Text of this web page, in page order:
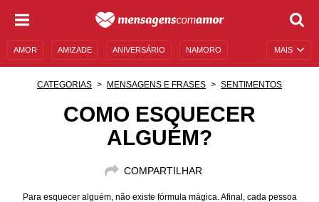
MAIS
AMOR AMIZADE ANIVERSÁRIO NAMORO
MENSAGENS DE ANIVERSÁRIO
CATEGORIAS MENSAGENS E FRASES SENTIMENTOS
COMO ESQUECER
ALGUÉM?
COMPARTILHAR
Para esquecer alguém, não existe fórmula mágica. Afinal, cada pessoa